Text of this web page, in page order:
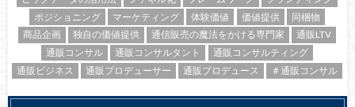
ポジショニング
マーケティング 体験価値 価値提供
同梱物
商品企画
独自の価値提供 通信販売の魔法をかける専門家
通販LTV
通販コンサル
通販コンサルタント
通販コンサルティング
通販ビジネス
通販プロデューサー 通販プロデュース ＃通販コンサル